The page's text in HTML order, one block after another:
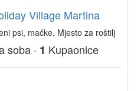
Village Martina
psi, mačke, Mjesto za roštilj
soba · 1 Kupaonice